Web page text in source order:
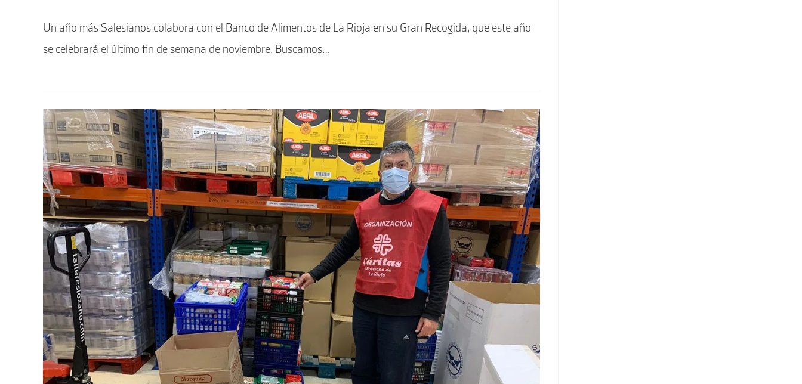
entrada:
entrada:
Un año más Salesianos colabora con el Banco de Alimentos de La Rioja en su Gran Recogida, que este año
se celebrará el último fin de semana de noviembre. Buscamos…